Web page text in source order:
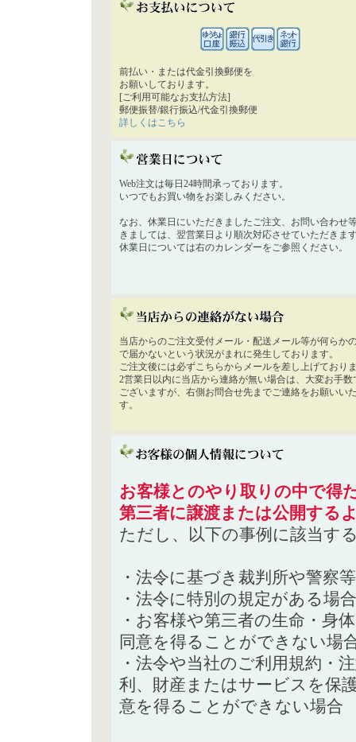
前払い・または代金引換郵便を
お願いしております。
[ご利用可能なお支払方法]
郵便振替/銀行振込/代金引換郵便
詳しくはこちら
Web注文は毎日24時間承っております。
いつでもお買い物をお楽しみください。
なお、休業日にいただきましたご注文、お問い合わせ
きましては、翌営業日より順次対応させていただきま
休業日については右のカレンダーをご参照ください。
当店からのご注文受付メール・配送メール等が何らか
で届かないという状況がまれに発生しております。
ご注文後には必ずこちらからメールを差し上げており
2営業日以内に当店から連絡が無い場合は、大変お手数
ございますが、右側お問合せ先までご連絡をお願いい
す。
お客様とのやり取りの中で得
第三者に譲渡または公開する
ただし、以下の事例に該当す
・法令に基づき裁判所や警察
・法令に特別の規定がある場合
・お客様や第三者の生命・身
同意を得ることができない場
・法令や当社のご利用規約・
利、財産またはサービスを保
意を得ることができない場合